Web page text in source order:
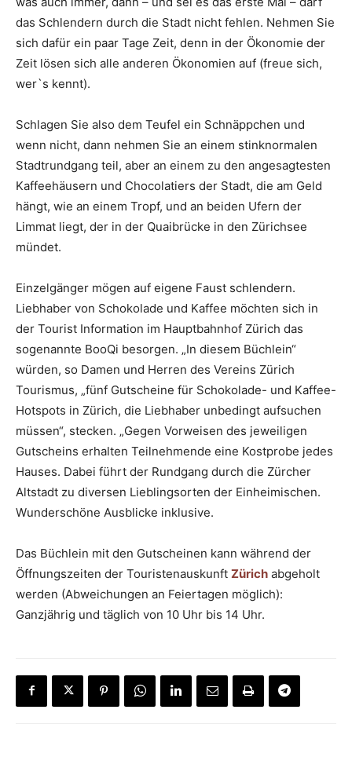
das Schlendern durch die Stadt nicht fehlen. Nehmen Sie
sich dafür ein paar Tage Zeit, denn in der Ökonomie der
Zeit lösen sich alle anderen Ökonomien auf (freue sich,
wer`s kennt).
Schlagen Sie also dem Teufel ein Schnäppchen und
wenn nicht, dann nehmen Sie an einem stinknormalen
Stadtrundgang teil, aber an einem zu den angesagtesten
Kaffeehäusern und Chocolatiers der Stadt, die am Geld
hängt, wie an einem Tropf, und an beiden Ufern der
Limmat liegt, der in der Quaibrücke in den Zürichsee
mündet.
Einzelgänger mögen auf eigene Faust schlendern.
Liebhaber von Schokolade und Kaffee möchten sich in
der Tourist Information im Hauptbahnhof Zürich das
sogenannte BooQi besorgen. „In diesem Büchlein“
würden, so Damen und Herren des Vereins Zürich
Tourismus, „fünf Gutscheine für Schokolade- und Kaffee-
Hotspots in Zürich, die Liebhaber unbedingt aufsuchen
müssen“, stecken. „Gegen Vorweisen des jeweiligen
Gutscheins erhalten Teilnehmende eine Kostprobe jedes
Hauses. Dabei führt der Rundgang durch die Zürcher
Altstadt zu diversen Lieblingsorten der Einheimischen.
Wunderschöne Ausblicke inklusive.
Das Büchlein mit den Gutscheinen kann während der
Öffnungszeiten der Touristenauskunft Zürich abgeholt
werden (Abweichungen an Feiertagen möglich):
Ganzjährig und täglich von 10 Uhr bis 14 Uhr.